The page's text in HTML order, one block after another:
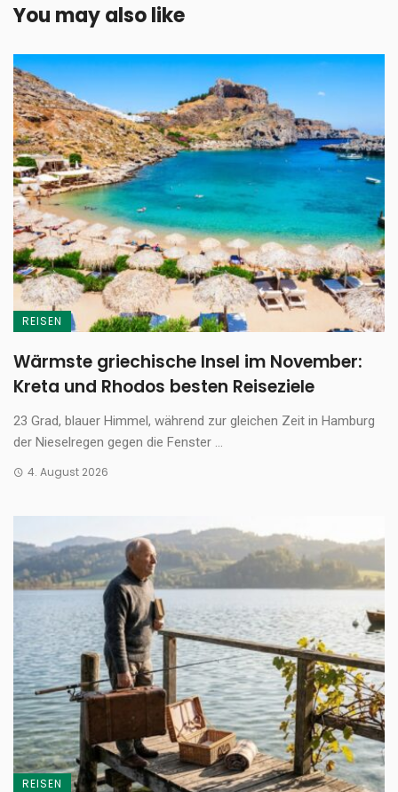
You may also like
REISEN
Wärmste griechische Insel im November:
Kreta und Rhodos besten Reiseziele
23 Grad, blauer Himmel, während zur gleichen Zeit in Hamburg
der Nieselregen gegen die Fenster ...
4. August 2026
REISEN